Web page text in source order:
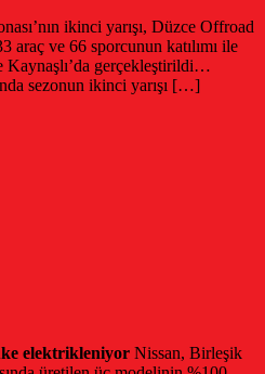
ikinci yarışı, Düzce Offroad
ve 66 sporcunun katılımı ile
Kaynaşlı’da gerçekleştirildi…
sezonun ikinci yarışı […]
elektrikleniyor Nissan, Birleşik